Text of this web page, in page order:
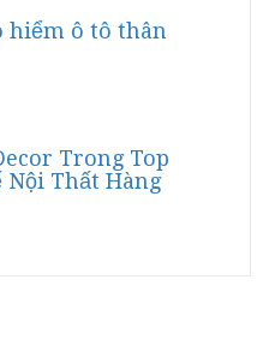
hiểm ô tô thân
Trong Top
Nội Thất Hàng